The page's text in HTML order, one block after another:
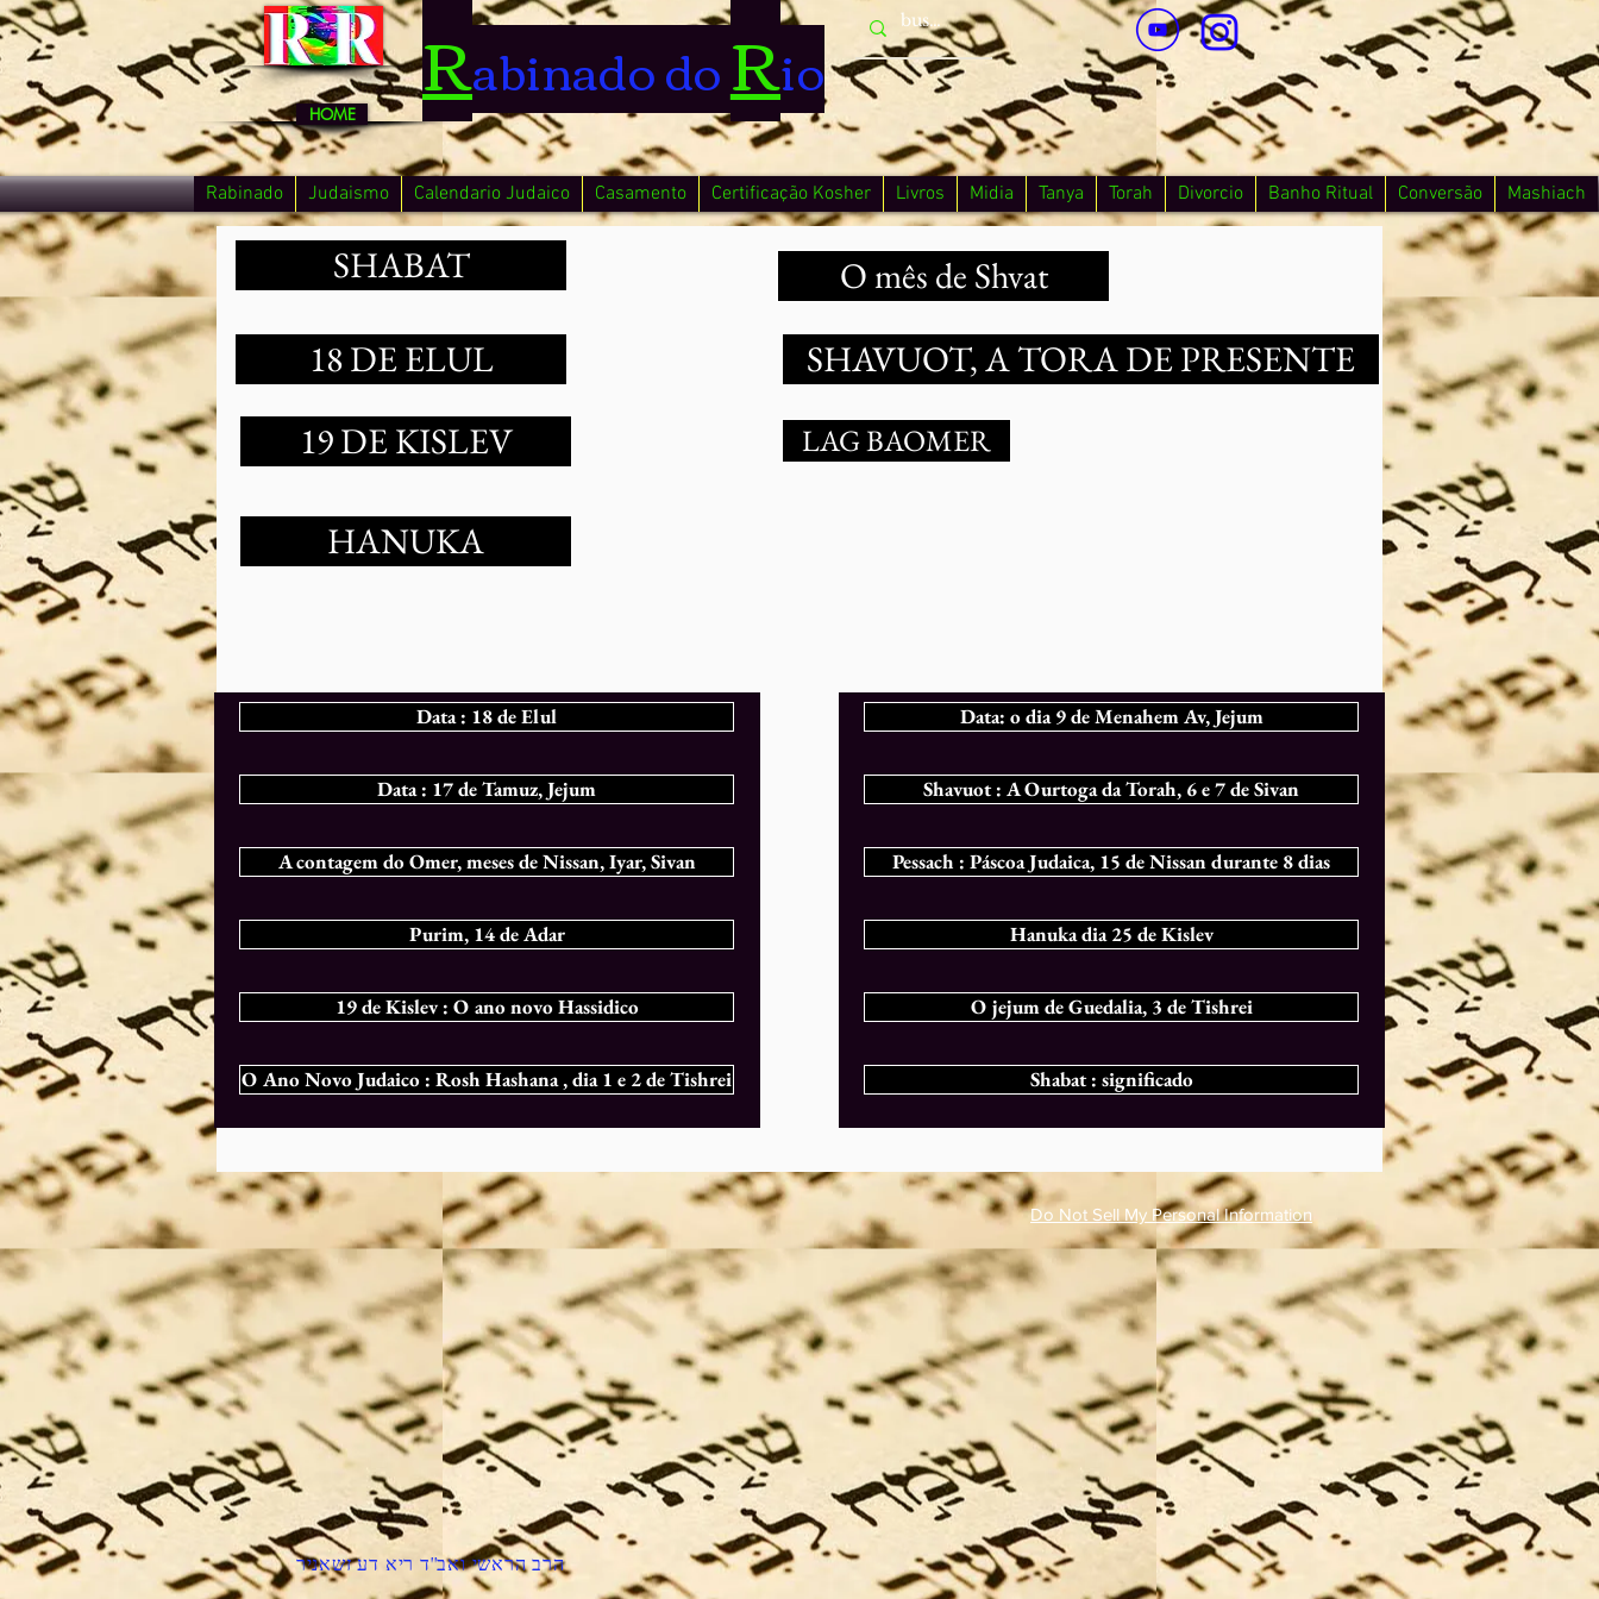
HOME Rabinado doRio
Rabinado Judaismo Calendario Judaico Casamento Certificação Kosher Livros Midia Tanya Torah Divorcio Banho Ritual Conversão Mashiach
19 DE KISLEV
HANUKA
SHABAT
18 DE ELUL
O mês de Shvat
SHAVUOT, A TORA DE PRESENTE
LAG BAOMER
Data : 18 de Elul
Data : 17 de Tamuz, Jejum
A contagem do Omer, meses de Nissan, Iyar, Sivan
Purim, 14 de Adar
19 de Kislev : O ano novo Hassidico
O Ano Novo Judaico : Rosh Hashana , dia 1 e 2 de Tishrei
Data: o dia 9 de Menahem Av, Jejum
Shavuot : A Ourtoga da Torah, 6 e 7 de Sivan
Pessach : Páscoa Judaica, 15 de Nissan durante 8 dias
Hanuka dia 25 de Kislev
O jejum de Guedalia, 3 de Tishrei
Shabat : significado
Do Not Sell My Personal Information
הרב הראשי ואב''ד ריא דע זשאניר